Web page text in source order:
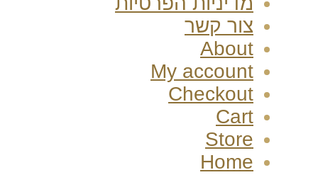
צור קשר
About
My account
Checkout
Cart
Store
Home